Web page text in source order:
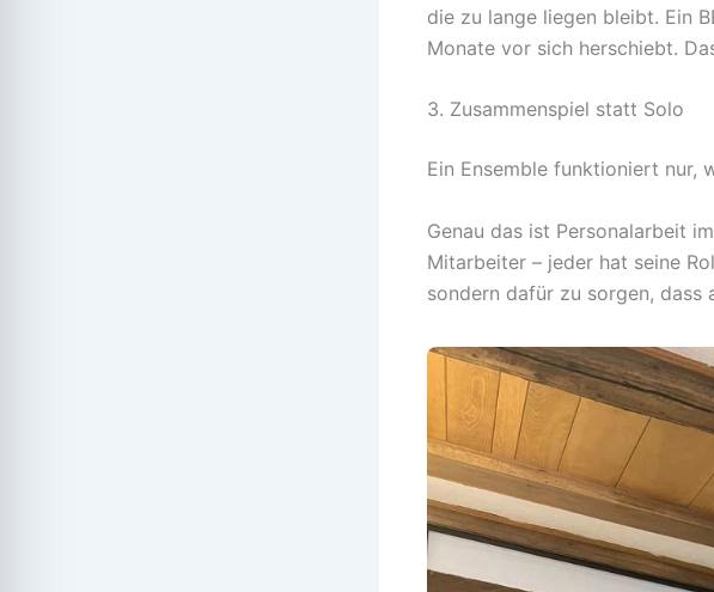
die zu lange liegen bleibt. Ein
Monate vor sich herschiebt.
3. Zusammenspiel statt Solo
Ein Ensemble funktioniert nur,
Genau das ist Personalarbeit
Mitarbeiter – jeder hat seine
sondern dafür zu sorgen, dass